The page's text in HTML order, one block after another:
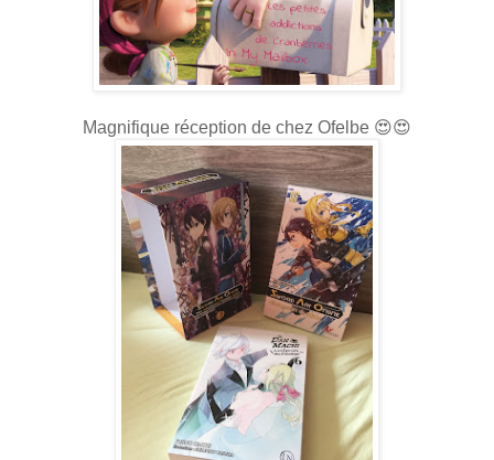
Magnifique réception de chez Ofelbe 😍😍